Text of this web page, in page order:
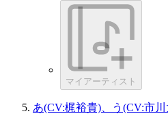
マイアーティスト
あ(CV:梶裕貴)、う(CV:市